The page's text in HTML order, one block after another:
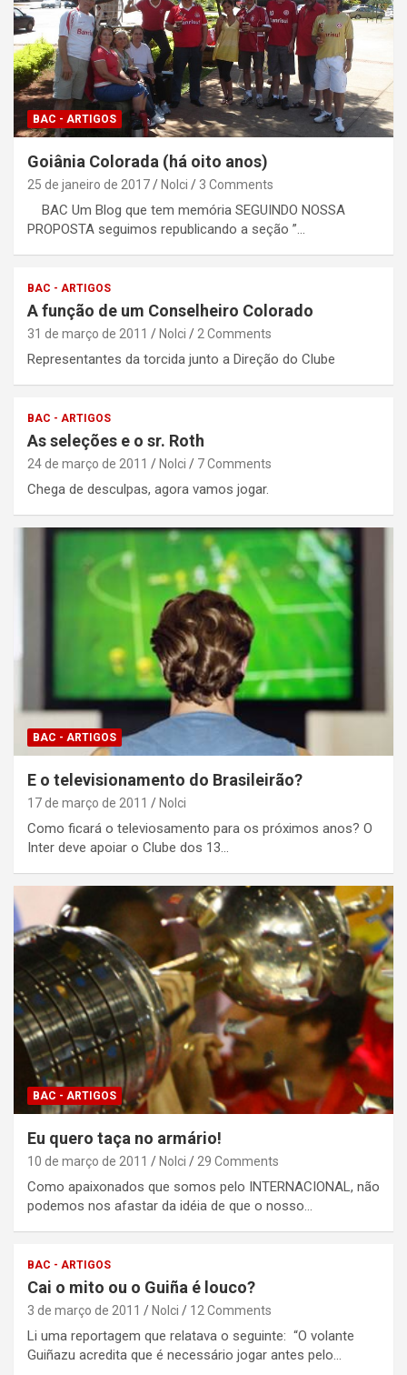
BAC - ARTIGOS
Goiânia Colorada (há oito anos)
25 de janeiro de 2017 Nolci 3 Comments
BAC Um Blog que tem memória SEGUINDO NOSSA
PROPOSTA seguimos republicando a seção ”…
BAC - ARTIGOS
A função de um Conselheiro Colorado
31 de março de 2011 Nolci 2 Comments
Representantes da torcida junto a Direção do Clube
BAC - ARTIGOS
As seleções e o sr. Roth
24 de março de 2011 Nolci 7 Comments
Chega de desculpas, agora vamos jogar.
BAC - ARTIGOS
E o televisionamento do Brasileirão?
17 de março de 2011 Nolci
Como ficará o televiosamento para os próximos anos? O
Inter deve apoiar o Clube dos 13…
BAC - ARTIGOS
Eu quero taça no armário!
10 de março de 2011 Nolci 29 Comments
Como apaixonados que somos pelo INTERNACIONAL, não
podemos nos afastar da idéia de que o nosso…
BAC - ARTIGOS
Cai o mito ou o Guiña é louco?
3 de março de 2011 Nolci 12 Comments
Li uma reportagem que relatava o seguinte: “O volante
Guiñazu acredita que é necessário jogar antes pelo…